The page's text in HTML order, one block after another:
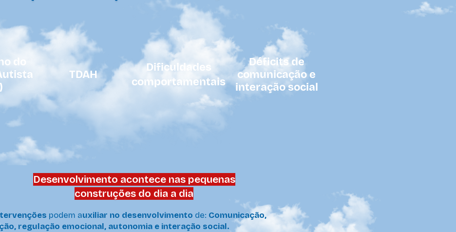
do
TDAH
Dificuldades
comportamentais
Déficits de
comunicação e
interação social
Desenvolvimento acontece nas pequenas
construções do dia a dia
podem auxiliar no desenvolvimento de: Comunicação,
regulação emocional, autonomia e interação social.